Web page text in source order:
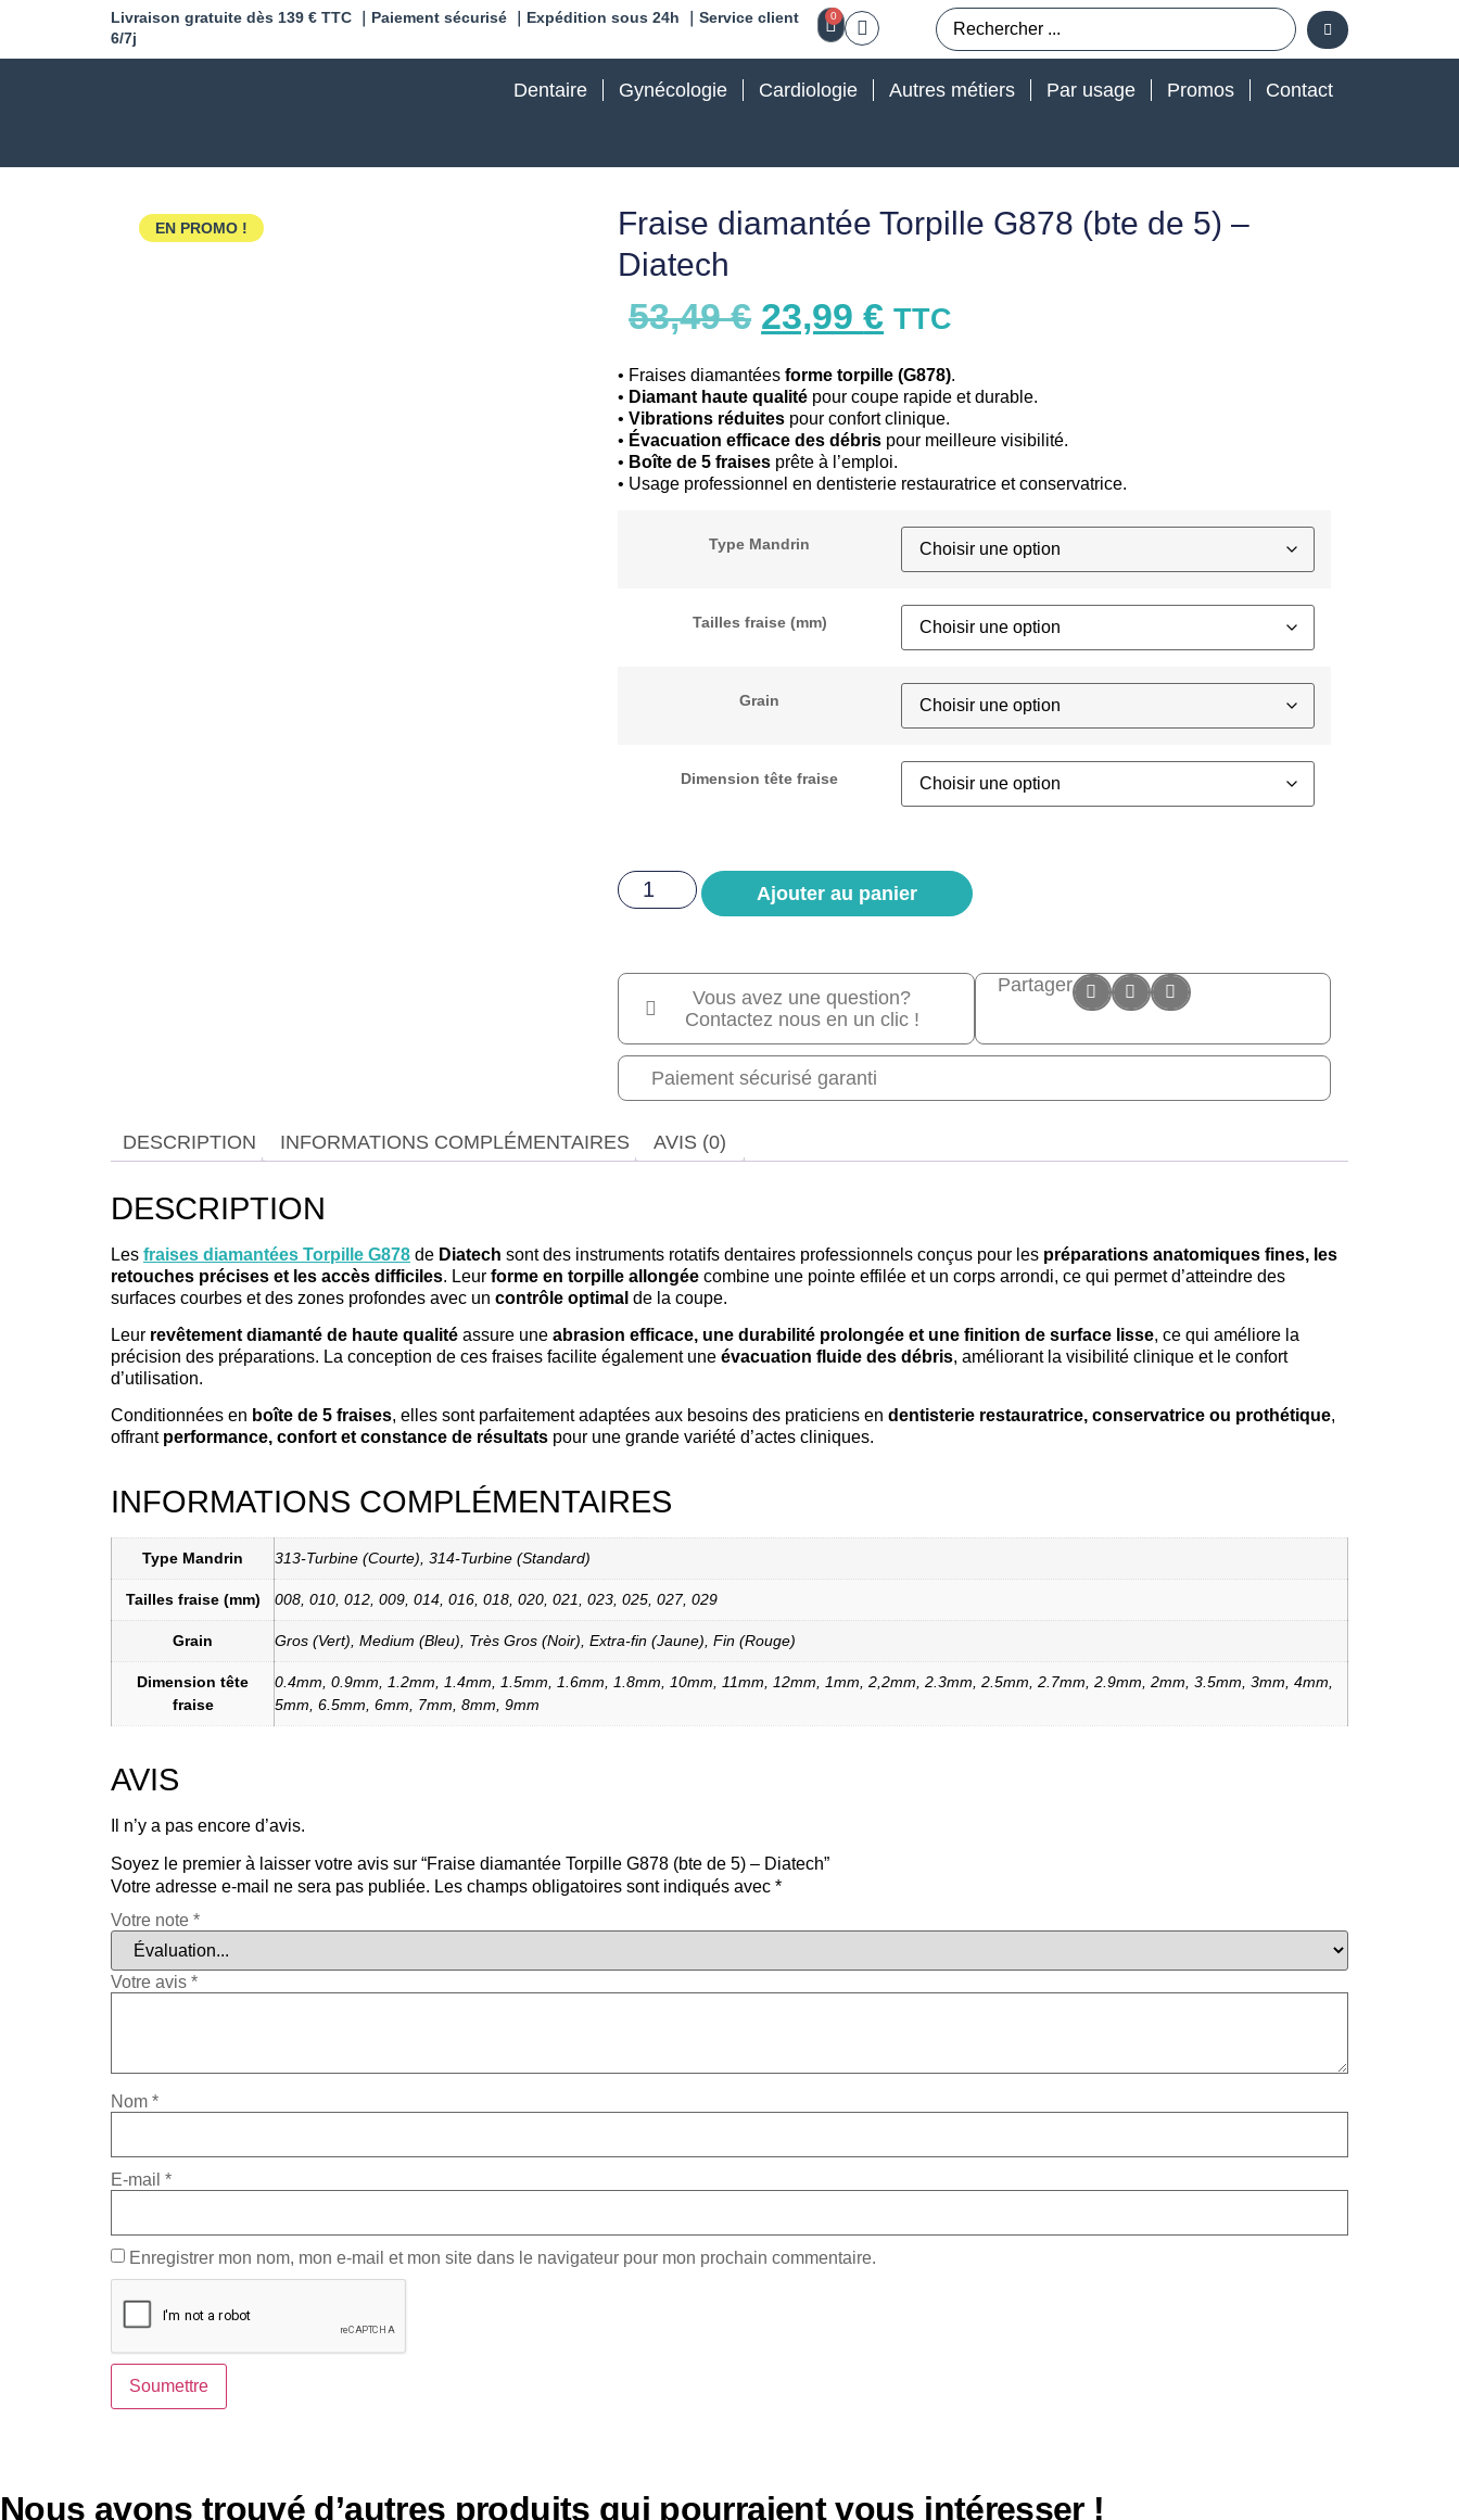
Livraison gratuite dès 139 € TTC ｜Paiement sécurisé ｜Expédition sous 24h ｜Service client
6/7j
0
Dentaire Gynécologie Cardiologie Autres métiers Par usage Promos Contact
EN PROMO !
Fraise diamantée Torpille G878 (bte de 5) –
Diatech
53,49€ 23,99€ TTC
• Fraises diamantéesforme torpille (G878).
• Diamant haute qualité pour coupe rapide et durable.
•Vibrations réduites pour confort clinique.
• Évacuation efficace des débris pour meilleure visibilité.
• Boîte de 5 fraises prête à l’emploi.
• Usage professionnel en dentisterie restauratrice et conservatrice.
Type Mandrin
Tailles fraise (mm)
Grain
Dimension tête fraise
Ajouter au panier
Vous avez une question?
Contactez nous en un clic !
Partager
Paiement sécurisé garanti
DESCRIPTION INFORMATIONS COMPLÉMENTAIRES AVIS (0)
DESCRIPTION
Les fraises diamantées Torpille G878 de Diatech sont des instruments rotatifs dentaires professionnels conçus pour les préparations anatomiques fines, les
retouches précises et les accès difficiles. Leur forme en torpille allongée combine une pointe effilée et un corps arrondi, ce qui permet d’atteindre des
surfaces courbes et des zones profondes avec un contrôle optimal de la coupe.
Leur revêtement diamanté de haute qualité assure une abrasion efficace, une durabilité prolongée et une finition de surface lisse, ce qui améliore la
précision des préparations. La conception de ces fraises facilite également une évacuation fluide des débris, améliorant la visibilité clinique et le confort
d’utilisation.
Conditionnées en boîte de 5 fraises, elles sont parfaitement adaptées aux besoins des praticiens en dentisterie restauratrice, conservatrice ou prothétique,
offrant performance, confort et constance de résultats pour une grande variété d’actes cliniques.
INFORMATIONS COMPLÉMENTAIRES
Type Mandrin 313-Turbine (Courte), 314-Turbine (Standard)
Tailles fraise (mm) 008, 010, 012, 009, 014, 016, 018, 020, 021, 023, 025, 027, 029
Grain Gros (Vert), Medium (Bleu), Très Gros (Noir), Extra-fin (Jaune), Fin (Rouge)
Dimension tête
fraise
0.4mm, 0.9mm, 1.2mm, 1.4mm, 1.5mm, 1.6mm, 1.8mm, 10mm, 11mm, 12mm, 1mm, 2,2mm, 2.3mm, 2.5mm, 2.7mm, 2.9mm, 2mm, 3.5mm, 3mm, 4mm,
5mm, 6.5mm, 6mm, 7mm, 8mm, 9mm
AVIS
Il n’y a pas encore d’avis.
Soyez le premier à laisser votre avis sur “Fraise diamantée Torpille G878 (bte de 5) – Diatech”
Votre adresse e-mail ne sera pas publiée. Les champs obligatoires sont indiqués avec *
Votre note *
Votre avis *
Nom *
E-mail *
Enregistrer mon nom, mon e-mail et mon site dans le navigateur pour mon prochain commentaire.
Nous avons trouvé d’autres produits qui pourraient vous intéresser !